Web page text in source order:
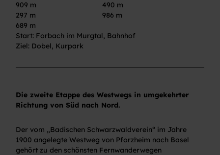
909 m
490 m
297 m
986 m
689 m
Start: Forbach im Murgtal, Bahnhof
Ziel: Dobel, Kurpark
Die zweite Etappe des Westwegs in umgekehrter
Richtung von Süd nach Nord.
Der vom „Badischen Schwarzwaldverein“ im Jahre
1900 angelegte Westweg von Pforzheim nach Basel
gehört zu den schönsten Fernwanderwegen